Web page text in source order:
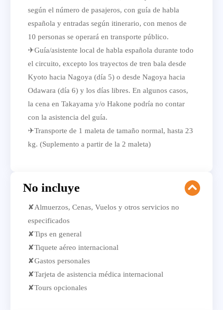
según el número de pasajeros, con guía de habla
española y entradas según itinerario, con menos de
10 personas se operará en transporte público.
✈Guía/asistente local de habla española durante todo
el circuito, excepto los trayectos de tren bala desde
Kyoto hacia Nagoya (día 5) o desde Nagoya hacia
Odawara (día 6) y los días libres. En algunos casos,
la cena en Takayama y/o Hakone podría no contar
con la asistencia del guía.
✈Transporte de 1 maleta de tamaño normal, hasta 23
kg. (Suplemento a partir de la 2 maleta)
No incluye
✘Almuerzos, Cenas, Vuelos y otros servicios no
especificados
✘Tips en general
✘Tiquete aéreo internacional
✘Gastos personales
✘Tarjeta de asistencia médica internacional
✘Tours opcionales